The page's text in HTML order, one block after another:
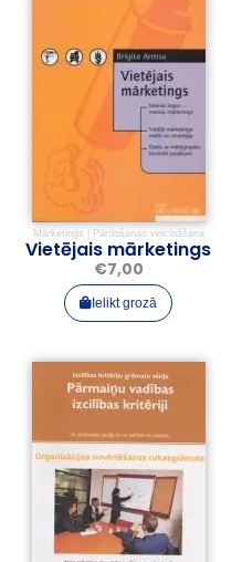
Mārketings Pārdošanas veicināšana
Vietējais mārketings
€7,00
Ielikt grozā